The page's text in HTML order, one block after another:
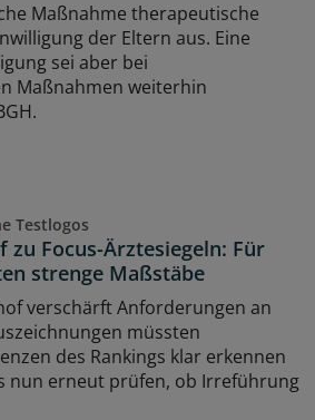
Maßnahme therapeutische
der Eltern aus. Eine
sei aber bei
Maßnahmen weiterhin
Testlogos
zu Focus-Ärztesiegeln: Für
strenge Maßstäbe
verschärft Anforderungen an
müssten
des Rankings klar erkennen
nun erneut prüfen, ob Irreführung